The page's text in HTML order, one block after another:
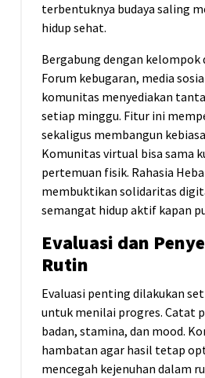
terbentuknya budaya saling
hidup sehat.
Bergabung dengan kelompok
Forum kebugaran, media
komunitas menyediakan
setiap minggu. Fitur ini
sekaligus membangun
Komunitas virtual bisa sama
pertemuan fisik. Rahasia
membuktikan solidaritas
semangat hidup aktif kapan
Evaluasi dan
Rutin
Evaluasi penting dilakukan
untuk menilai progres. Catat
badan, stamina, dan mood.
hambatan agar hasil tetap
mencegah kejenuhan dalam